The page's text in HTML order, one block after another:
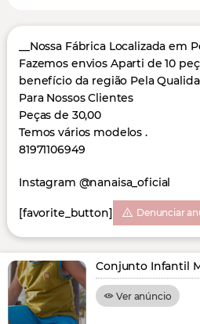
__Nossa Fábrica Localizada em
Fazemos envios Aparti de 10
benefício da região Pela
Para Nossos Clientes
Peças de 30,00
Temos vários modelos .
81971106949
Instagram @nanaisa_oficial
[favorite_button] Denunciar
Conjunto Infantil
Ver anúncio